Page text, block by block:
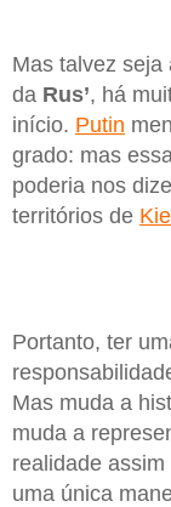
Mas talvez seja
da Rus’, há
início. Putin
grado: mas
poderia nos
territórios de
Portanto, ter
Mas muda a
muda a
realidade
uma única